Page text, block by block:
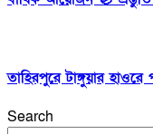
তাহিরপুরে টাঙ্গুয়ার
Search